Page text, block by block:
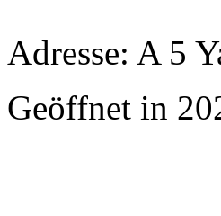
Adresse: A 5
Geöffnet in